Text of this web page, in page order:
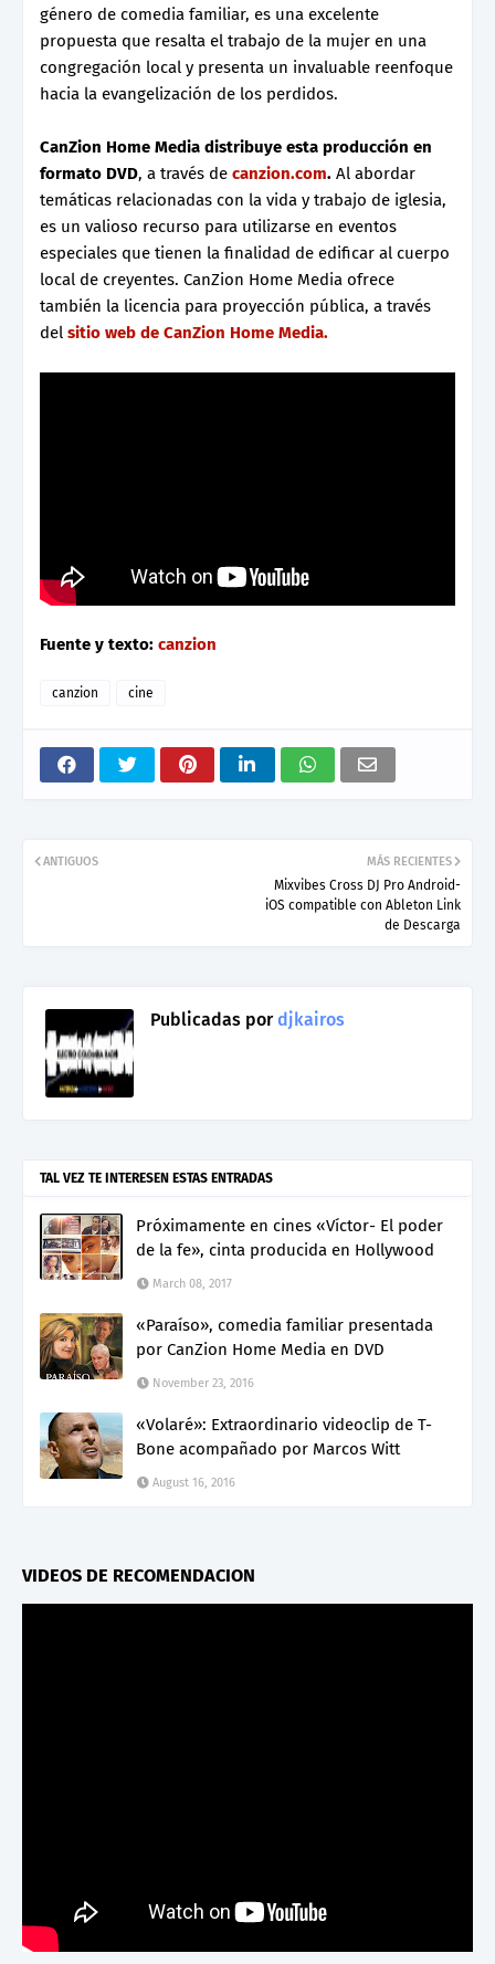
género de comedia familiar, es una excelente
propuesta que resalta el trabajo de la mujer en una
congregación local y presenta un invaluable reenfoque
hacia la evangelización de los perdidos.
CanZion Home Media distribuye esta producción en
formato DVD, a través de canzion.com. Al abordar
temáticas relacionadas con la vida y trabajo de iglesia,
es un valioso recurso para utilizarse en eventos
especiales que tienen la finalidad de edificar al cuerpo
local de creyentes. CanZion Home Media ofrece
también la licencia para proyección pública, a través
del sitio web de CanZion Home Media.
Fuente y texto: canzion
canzion cine
MÁS RECIENTES
Mixvibes Cross DJ Pro Android-
iOS compatible con Ableton Link
de Descarga
ANTIGUOS
Publicadas pordjkairos
TAL VEZ TE INTERESEN ESTAS ENTRADAS
Próximamente en cines «Víctor- El poder
de la fe», cinta producida en Hollywood
March 08, 2017
«Paraíso», comedia familiar presentada
por CanZion Home Media en DVD
November 23, 2016
«Volaré»: Extraordinario videoclip de T-
Bone acompañado por Marcos Witt
August 16, 2016
VIDEOS DE RECOMENDACION